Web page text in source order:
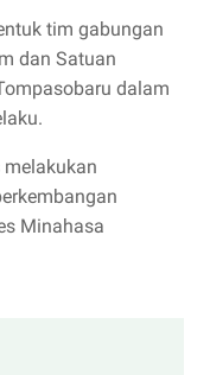
tim gabungan
dan Satuan
dalam
Minahasa